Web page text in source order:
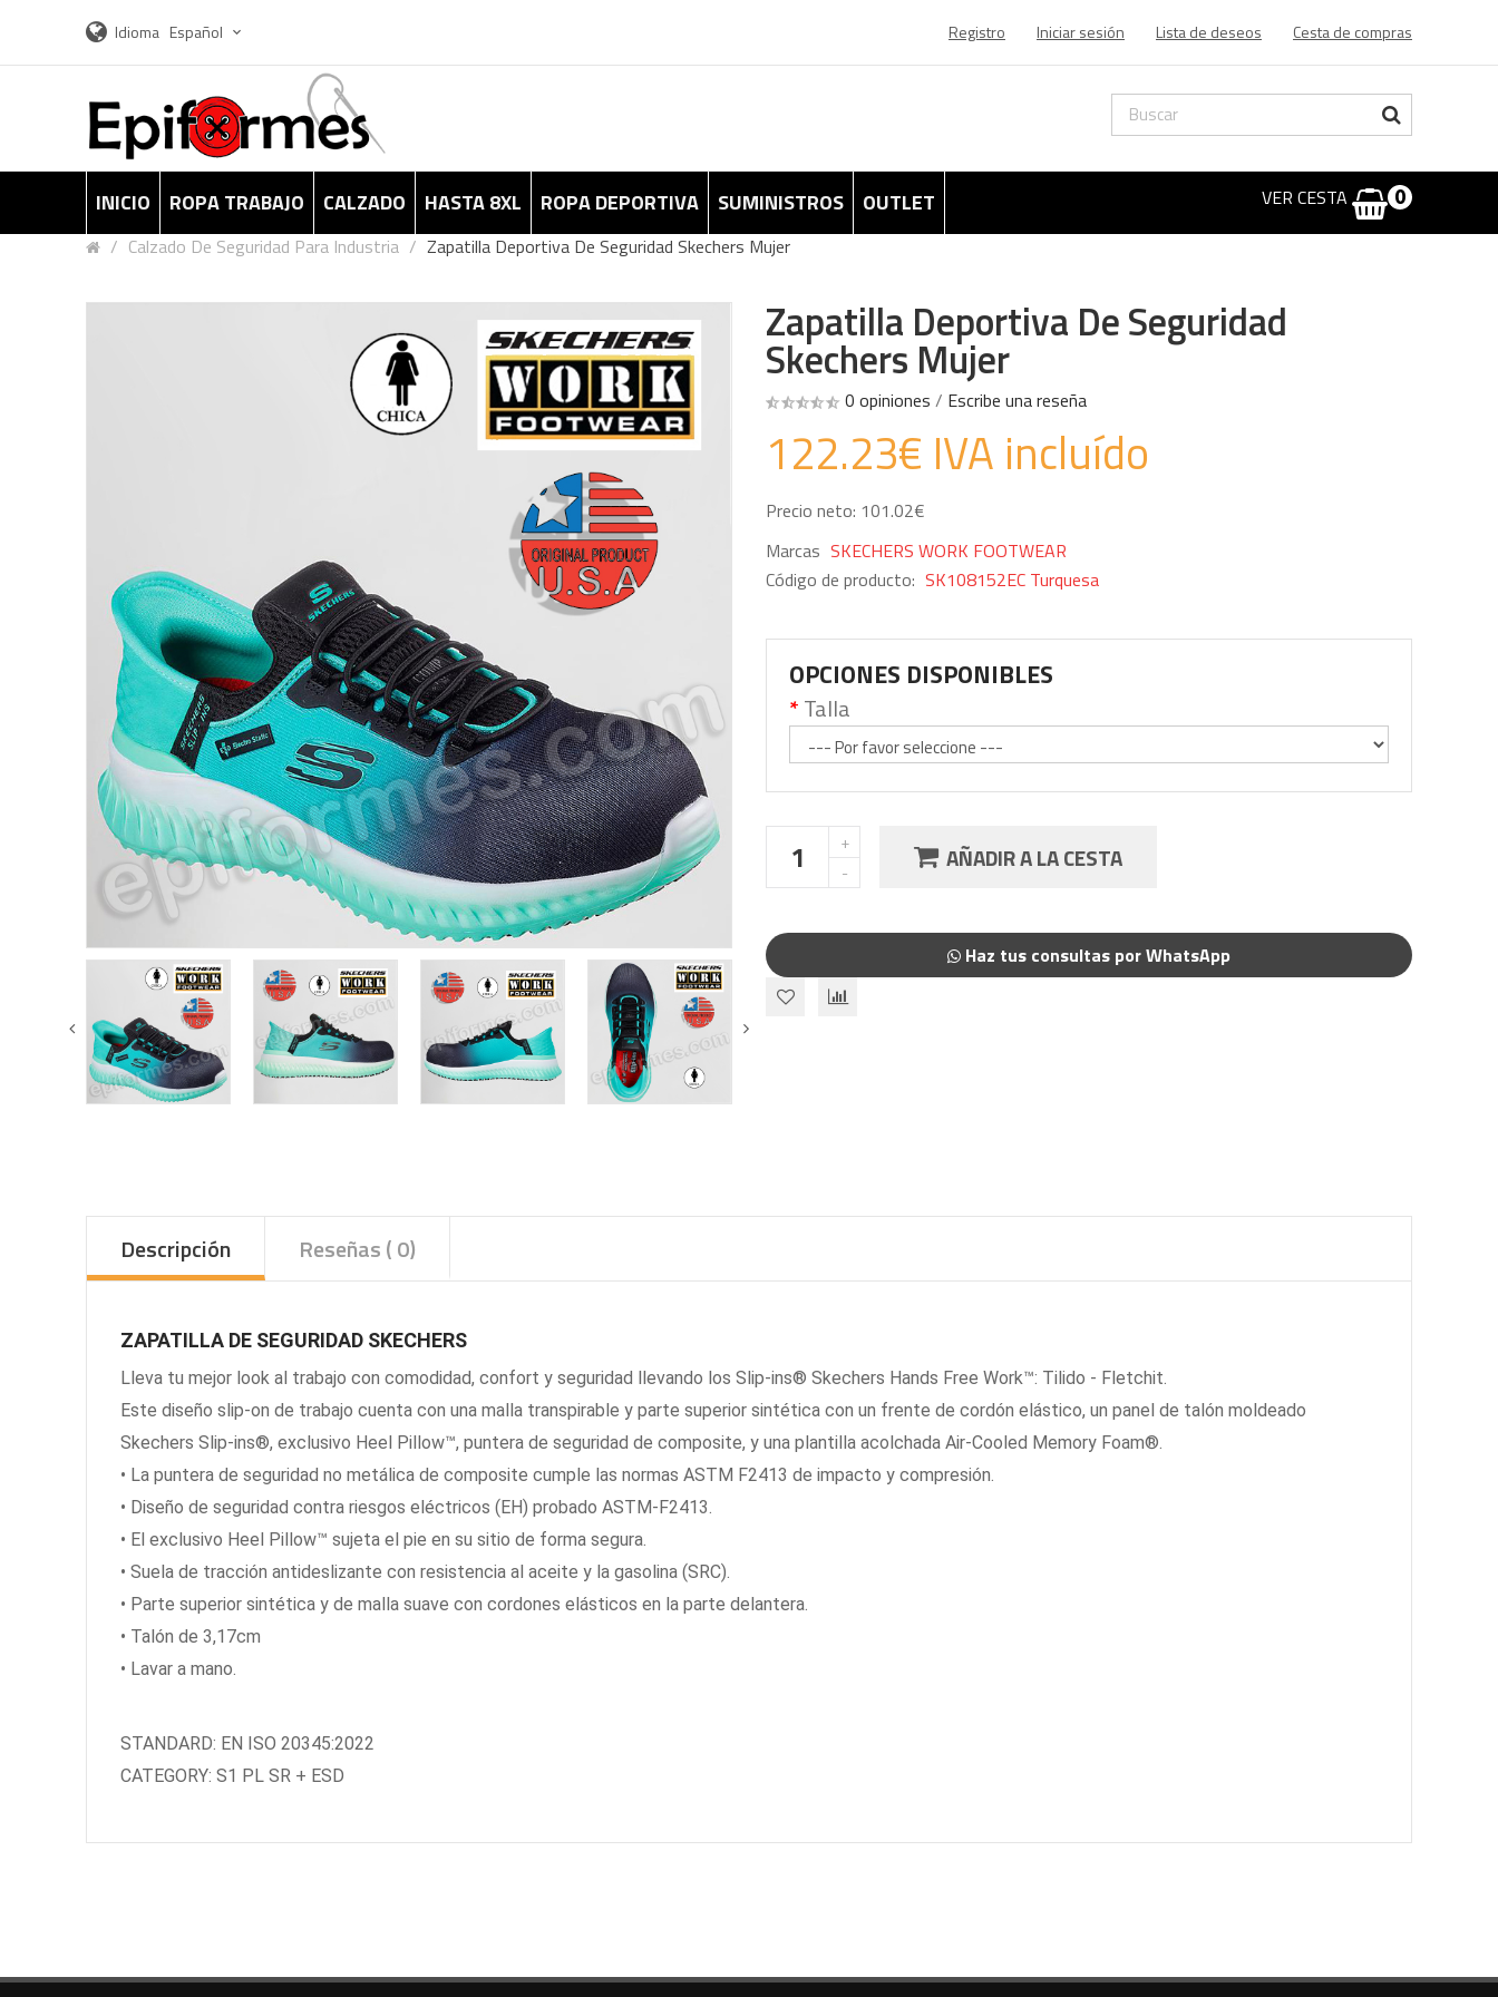
Idioma Español Registro Iniciar sesión Lista de deseos Cesta de compras
INICIO ROPA TRABAJO CALZADO HASTA 8XL ROPA DEPORTIVA SUMINISTROS OUTLET VER CESTA 0
Calzado De Seguridad Para Industria Zapatilla Deportiva De Seguridad Skechers Mujer
Zapatilla Deportiva De Seguridad
Skechers Mujer
0 opiniones / Escribe una reseña
122.23€ IVA incluído
Precio neto: 101.02€
Marcas SKECHERS WORK FOOTWEAR
Código de producto: SK108152EC Turquesa
OPCIONES DISPONIBLES
Talla
AÑADIR A LA CESTA
Haz tus consultas por WhatsApp
Descripción Reseñas ( 0)
ZAPATILLA DE SEGURIDAD SKECHERS
Lleva tu mejor look al trabajo con comodidad, confort y seguridad llevando los Slip-ins® Skechers Hands Free Work™: Tilido - Fletchit.
Este diseño slip-on de trabajo cuenta con una malla transpirable y parte superior sintética con un frente de cordón elástico, un panel de talón moldeado
Skechers Slip-ins®, exclusivo Heel Pillow™, puntera de seguridad de composite, y una plantilla acolchada Air-Cooled Memory Foam®.
• La puntera de seguridad no metálica de composite cumple las normas ASTM F2413 de impacto y compresión.
• Diseño de seguridad contra riesgos eléctricos (EH) probado ASTM-F2413.
• El exclusivo Heel Pillow™ sujeta el pie en su sitio de forma segura.
• Suela de tracción antideslizante con resistencia al aceite y la gasolina (SRC).
• Parte superior sintética y de malla suave con cordones elásticos en la parte delantera.
• Talón de 3,17cm
• Lavar a mano.
STANDARD: EN ISO 20345:2022
CATEGORY: S1 PL SR + ESD